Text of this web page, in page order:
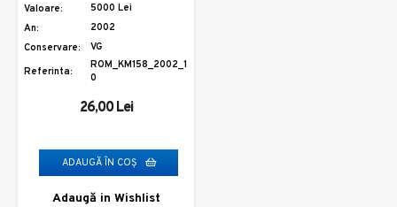
Valoare:
5000 Lei
An:
2002
Conservare:
VG
Referinta:
ROM_KM158_2002_1
0
26,00 Lei
ADAUGĂ ÎN COŞ
Adaugă in Wishlist